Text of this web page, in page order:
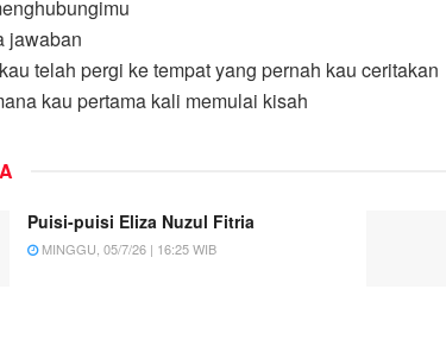
jawaban
telah pergi ke tempat yang pernah kau ceritakan
kau pertama kali memulai kisah
Puisi-puisi Eliza Nuzul Fitria
MINGGU, 05/7/26 | 16:25 WIB